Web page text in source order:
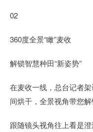
02
360度全景“瞰”麦收
解锁智慧种田“新姿势”
在麦收一线，总台记者
间烘干，全景视角带您解
跟随镜头视角往上看是